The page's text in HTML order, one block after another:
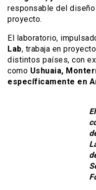
responsable del
proyecto.
El laboratorio,
Lab, trabaja en
distintos países, con
como Ushuaia,
específicamente en